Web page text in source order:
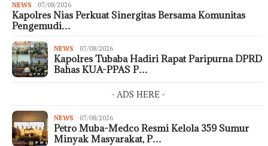
NEWS 07/08/2026
Kapolres Nias Perkuat Sinergitas Bersama Komunitas
Pengemudi…
NEWS 07/08/2026
Kapolres Tubaba Hadiri Rapat Paripurna DPRD
Bahas KUA-PPAS P…
- ADS HERE -
NEWS 07/08/2026
Petro Muba-Medco Resmi Kelola 359 Sumur
Minyak Masyarakat, P…